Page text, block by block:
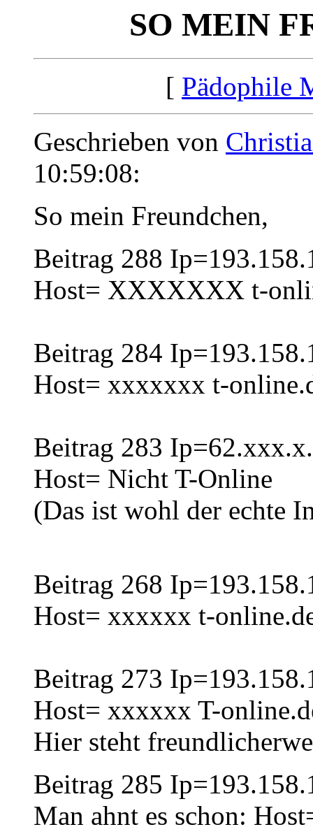
SO MEIN
[ Pädophile
Geschrieben von
10:59:08:
So mein Freundchen,
Beitrag 288
Host= XXXXXXX t-
Beitrag 284
Host= xxxxxxx t-
Beitrag 283
Host= Nicht T-Online
(Das ist wohl der echte
Beitrag 268
Host= xxxxxx t-
Beitrag 273
Host= xxxxxx T-
Hier steht
Beitrag 285
Man ahnt es schon: